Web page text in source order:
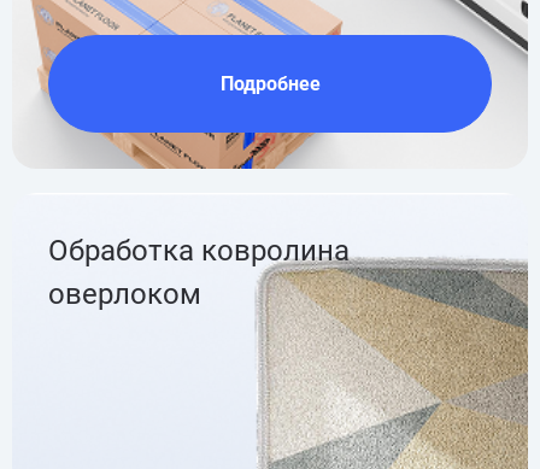
Подробнее
Обработка ковролина
оверлоком